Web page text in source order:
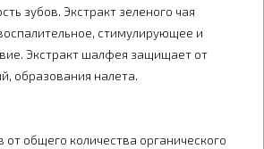
зубов. Экстракт зеленого чая
стимулирующее и
Экстракт шалфея защищает от
образования налета.
от общего количества органического